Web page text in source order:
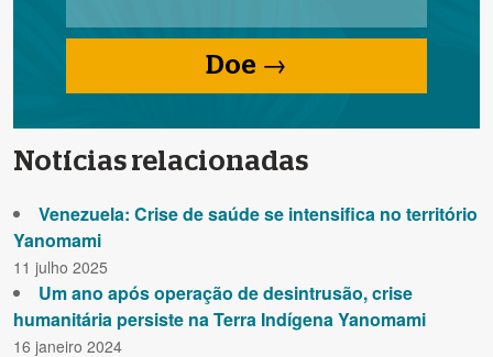
Doe →
Notícias relacionadas
Venezuela: Crise de saúde se intensifica no território
Yanomami
11 julho 2025
Um ano após operação de desintrusão, crise
humanitária persiste na Terra Indígena Yanomami
16 janeiro 2024